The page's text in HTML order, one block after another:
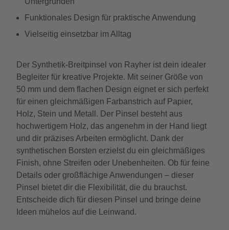
Funktionales Design für praktische Anwendung
Vielseitig einsetzbar im Alltag
Der Synthetik-Breitpinsel von Rayher ist dein idealer
Begleiter für kreative Projekte. Mit seiner Größe von
50 mm und dem flachen Design eignet er sich perfekt
für einen gleichmäßigen Farbanstrich auf Papier,
Holz, Stein und Metall. Der Pinsel besteht aus
hochwertigem Holz, das angenehm in der Hand liegt
und dir präzises Arbeiten ermöglicht. Dank der
synthetischen Borsten erzielst du ein gleichmäßiges
Finish, ohne Streifen oder Unebenheiten. Ob für feine
Details oder großflächige Anwendungen – dieser
Pinsel bietet dir die Flexibilität, die du brauchst.
Entscheide dich für diesen Pinsel und bringe deine
Ideen mühelos auf die Leinwand.